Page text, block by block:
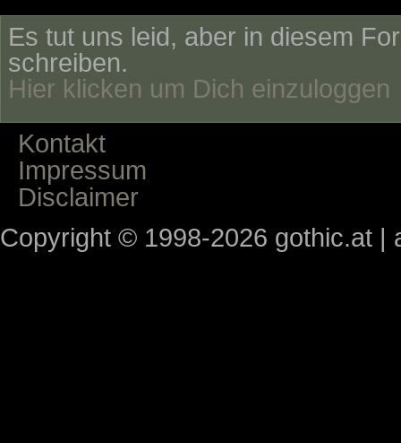
Es tut uns leid, aber in diesem
schreiben.
Hier klicken um Dich einzuloggen
Kontakt
Impressum
Disclaimer
Copyright © 1998-2026 gothic.at |